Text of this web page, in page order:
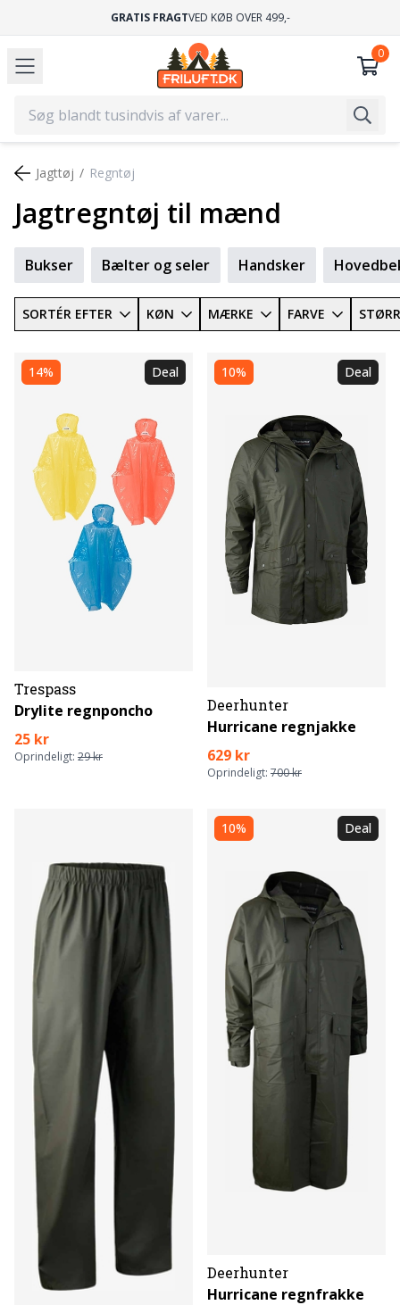
GRATIS FRAGTVED KØB OVER 499,-
Bukser Bælter og seler Handsker
Jagttøj Regntøj
Jagtregntøj til mænd
SORTÉR EFTER KØN MÆRKE FARVE
14% Deal
Trespass
Drylite regnponcho
25 kr
Oprindeligt: 29 kr
10% Deal
Deerhunter
Hurricane regnjakke
629 kr
Oprindeligt: 700 kr
10% Deal
Deerhunter
Hurricane regnfrakke